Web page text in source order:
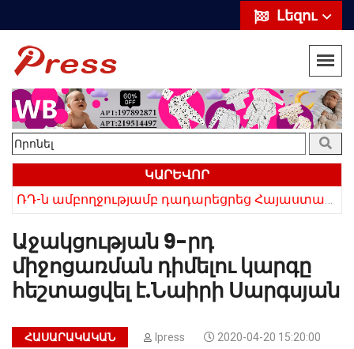
Լեզու
ԿԱՐԵՎՈՐ
Աջակցության 9-րդ
միջոցառման դիմելու կարգը
հեշտացվել է.Նաիրի Սարգսյան
ՀԱՍԱՐԱԿԱԿԱՆ Ipress
2020-04-20 15:20:00